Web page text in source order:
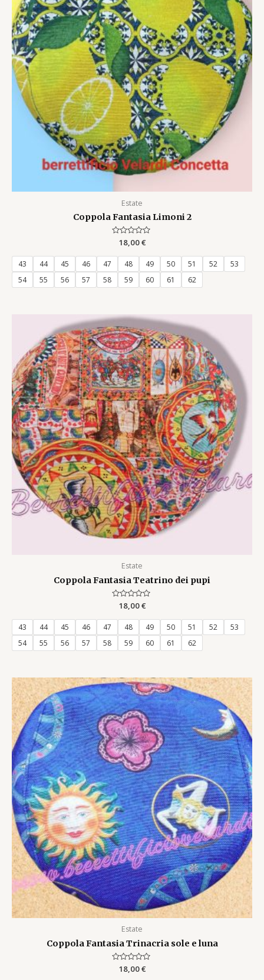
Estate
Coppola Fantasia Limoni 2
Rated
out
18,00€
43 44 45 46 47 48 49 50 51 52
53
54
55 56 57 58 59 60 61 62
Estate
Coppola Fantasia Teatrino dei pupi
Rated
out
18,00€
43 44 45 46 47 48 49 50 51 52
53
54
55 56 57 58 59 60 61 62
Estate
Coppola Fantasia Trinacria sole e luna
Rated
18,00€